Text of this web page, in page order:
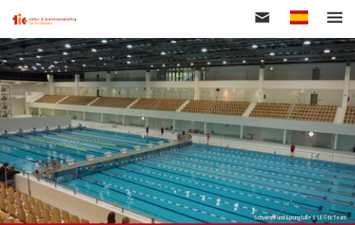
Pasar
al
contenido
principal
Spanish
Schwimm- und Sprunghalle SSE © tic Team